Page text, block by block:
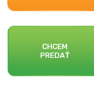
CHCEM
PREDAŤ